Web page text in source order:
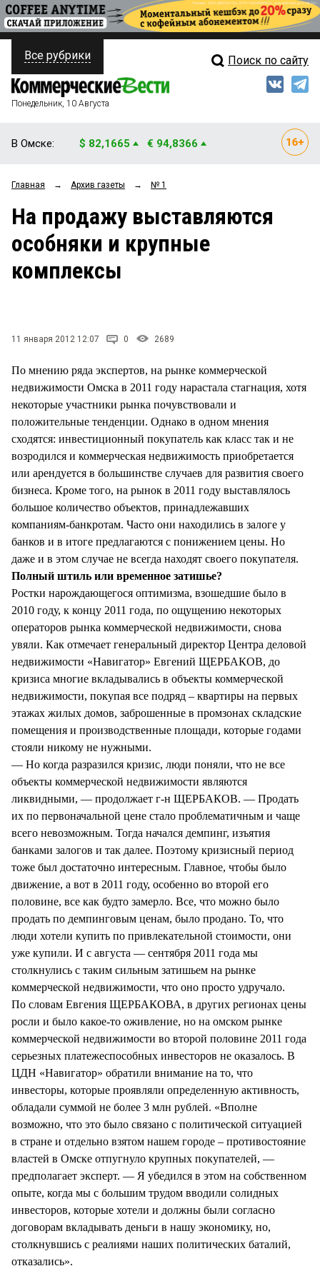
ПОЛИТИКА
ФИНАНСЫ
ОБЩЕСТВО
ЗАКОН
Свежий выпуск
Рейтинги
Блоги
Все рубрики Поиск по сайту
Понедельник, 10 Августа
В Омске: $ 82,1665 € 94,8366
Главная → Архив газеты → № 1
На продажу выставляются
особняки и крупные
комплексы
11 января 2012 12:07 0 2689
По мнению ряда экспертов, на рынке коммерческой
недвижимости Омска в 2011 году нарастала стагнация, хотя
некоторые участники рынка почувствовали и
положительные тенденции. Однако в одном мнения
сходятся: инвестиционный покупатель как класс так и не
возродился и коммерческая недвижимость приобретается
или арендуется в большинстве случаев для развития своего
бизнеса. Кроме того, на рынок в 2011 году выставлялось
большое количество объектов, принадлежавших
компаниям-банкротам. Часто они находились в залоге у
банков и в итоге предлагаются с понижением цены. Но
даже и в этом случае не всегда находят своего покупателя.
Полный штиль или временное затишье?
Ростки нарождающегося оптимизма, взошедшие было в
2010 году, к концу 2011 года, по ощущению некоторых
операторов рынка коммерческой недвижимости, снова
увяли. Как отмечает генеральный директор Центра деловой
недвижимости «Навигатор» Евгений ЩЕРБАКОВ, до
кризиса многие вкладывались в объекты коммерческой
недвижимости, покупая все подряд – квартиры на первых
этажах жилых домов, заброшенные в промзонах складские
помещения и производственные площади, которые годами
стояли никому не нужными.
— Но когда разразился кризис, люди поняли, что не все
объекты коммерческой недвижимости являются
ликвидными, — продолжает г-н ЩЕРБАКОВ. — Продать
их по первоначальной цене стало проблематичным и чаще
всего невозможным. Тогда начался демпинг, изъятия
банками залогов и так далее. Поэтому кризисный период
тоже был достаточно интересным. Главное, чтобы было
движение, а вот в 2011 году, особенно во второй его
половине, все как будто замерло. Все, что можно было
продать по демпинговым ценам, было продано. То, что
люди хотели купить по привлекательной стоимости, они
уже купили. И с августа — сентября 2011 года мы
столкнулись с таким сильным затишьем на рынке
коммерческой недвижимости, что оно просто удручало.
По словам Евгения ЩЕРБАКОВА, в других регионах цены
росли и было какое-то оживление, но на омском рынке
коммерческой недвижимости во второй половине 2011 года
серьезных платежеспособных инвесторов не оказалось. В
ЦДН «Навигатор» обратили внимание на то, что
инвесторы, которые проявляли определенную активность,
обладали суммой не более 3 млн рублей. «Вполне
возможно, что это было связано с политической ситуацией
в стране и отдельно взятом нашем городе – противостояние
властей в Омске отпугнуло крупных покупателей, —
предполагает эксперт. — Я убедился в этом на собственном
опыте, когда мы с большим трудом вводили солидных
инвесторов, которые хотели и должны были согласно
договорам вкладывать деньги в нашу экономику, но,
столкнувшись с реалиями наших политических баталий,
отказались».